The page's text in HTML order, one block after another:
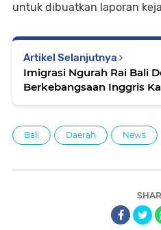
untuk dibuatkan laporan
Artikel Selanjutnya
Imigrasi Ngurah Rai Bali
Berkebangsaan Inggris
Bali Daerah News